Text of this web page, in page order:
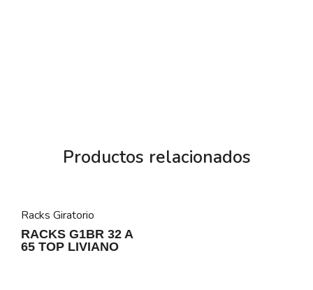
Productos relacionados
Racks Giratorio
RACKS G1BR 32 A
65 TOP LIVIANO